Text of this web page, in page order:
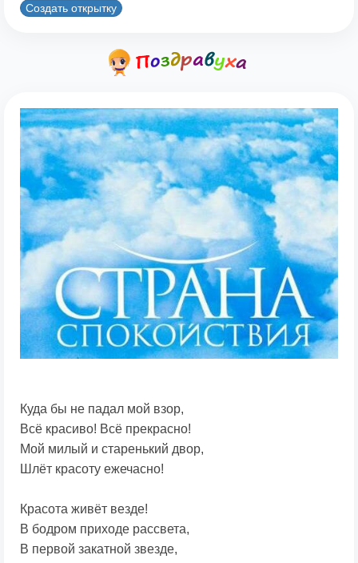
Создать открытку
Куда бы не падал мой взор,
Всё красиво! Всё прекрасно!
Мой милый и старенький двор,
Шлёт красоту ежечасно!
Красота живёт везде!
В бодром приходе рассвета,
В первой закатной звезде,